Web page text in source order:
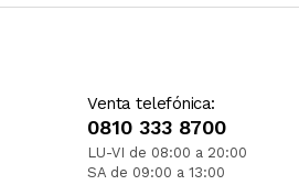
Venta telefónica:
0810 333 8700
LU-VI de 08:00 a 20:00
SA de 09:00 a 13:00